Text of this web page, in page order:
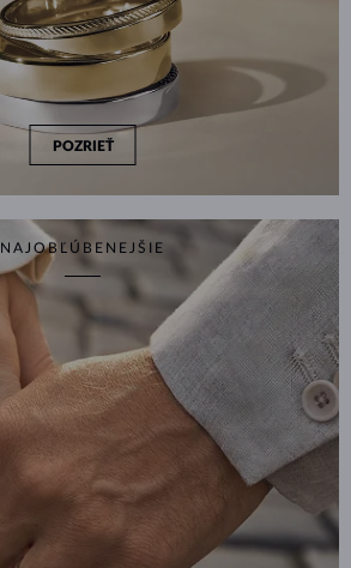
POZRIEŤ
NAJOBĽÚBENEJŠIE